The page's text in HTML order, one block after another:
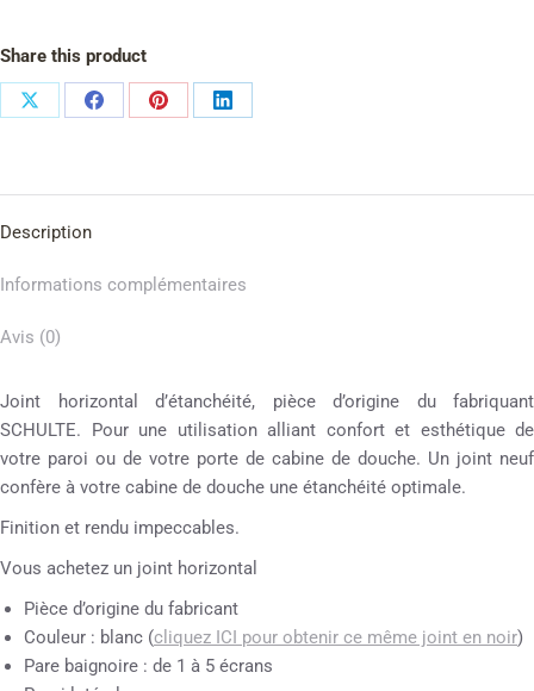
Share this product
Description
Informations complémentaires
Avis (0)
Joint horizontal d’étanchéité, pièce d’origine du fabriquant
SCHULTE. Pour une utilisation alliant confort et esthétique de
votre paroi ou de votre porte de cabine de douche. Un joint neuf
confère à votre cabine de douche une étanchéité optimale.
Finition et rendu impeccables.
Vous achetez un joint horizontal
Pièce d’origine du fabricant
Couleur : blanc (cliquez ICI pour obtenir ce même joint en noir)
Pare baignoire : de 1 à 5 écrans